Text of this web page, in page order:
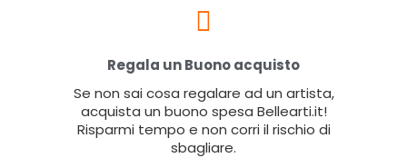
Regala un Buono acquisto
Se non sai cosa regalare ad un artista,
acquista un buono spesa Bellearti.it!
Risparmi tempo e non corri il rischio di
sbagliare.